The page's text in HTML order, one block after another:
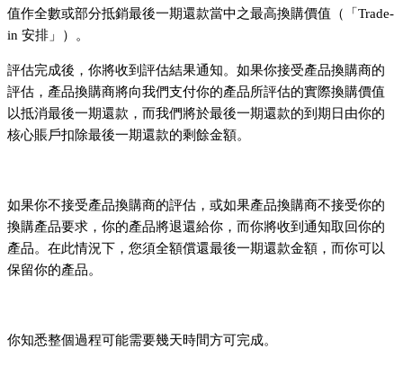
值作全數或部分抵銷最後一期還款當中之最高換購價值（「Trade-
in 安排」）。
評估完成後，你將收到評估結果通知。如果你接受產品換購商的
評估，產品換購商將向我們支付你的產品所評估的實際換購價值
以抵消最後一期還款，而我們將於最後一期還款的到期日由你的
核心賬戶扣除最後一期還款的剩餘金額。
如果你不接受產品換購商的評估，或如果產品換購商不接受你的
換購產品要求，你的產品將退還給你，而你將收到通知取回你的
產品。在此情況下，您須全額償還最後一期還款金額，而你可以
保留你的產品。
你知悉整個過程可能需要幾天時間方可完成。